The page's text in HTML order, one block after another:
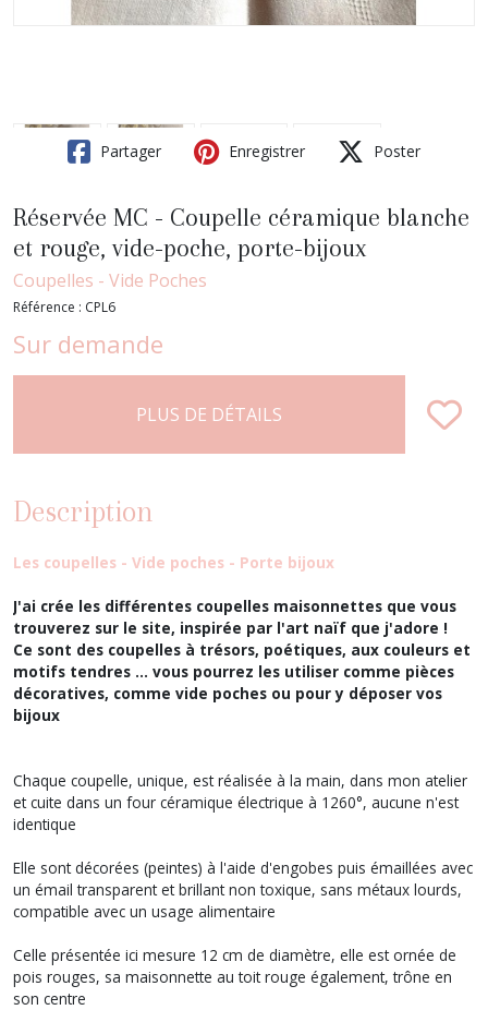
Partager Enregistrer Poster
Réservée MC - Coupelle céramique blanche
et rouge, vide-poche, porte-bijoux
Coupelles - Vide Poches
Référence : CPL6
Sur demande
PLUS DE DÉTAILS
Description
Les coupelles - Vide poches - Porte bijoux
J'ai crée les différentes coupelles maisonnettes que vous
trouverez sur le site, inspirée par l'art naïf que j'adore !
Ce sont des coupelles à trésors, poétiques, aux couleurs et
motifs tendres ... vous pourrez les utiliser comme pièces
décoratives, comme vide poches ou pour y déposer vos
bijoux
Chaque coupelle, unique, est réalisée à la main, dans mon atelier
et cuite dans un four céramique électrique à 1260°, aucune n'est
identique
Elle sont décorées (peintes) à l'aide d'engobes puis émaillées avec
un émail transparent et brillant non toxique, sans métaux lourds,
compatible avec un usage alimentaire
Celle présentée ici mesure 12 cm de diamètre, elle est ornée de
pois rouges, sa maisonnette au toit rouge également, trône en
son centre